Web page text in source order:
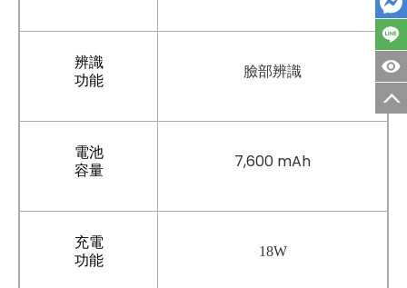
辨識
功能
臉部辨識
電池
容量
7,600 mAh
充電
功能
18W